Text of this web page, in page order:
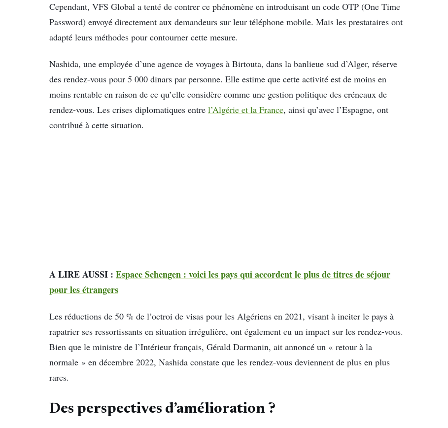
Cependant, VFS Global a tenté de contrer ce phénomène en introduisant un code OTP (One Time
Password) envoyé directement aux demandeurs sur leur téléphone mobile. Mais les prestataires ont
adapté leurs méthodes pour contourner cette mesure.
Nashida, une employée d’une agence de voyages à Birtouta, dans la banlieue sud d’Alger, réserve
des rendez-vous pour 5 000 dinars par personne. Elle estime que cette activité est de moins en
moins rentable en raison de ce qu’elle considère comme une gestion politique des créneaux de
rendez-vous. Les crises diplomatiques entre l’Algérie et la France, ainsi qu’avec l’Espagne, ont
contribué à cette situation.
A LIRE AUSSI : Espace Schengen : voici les pays qui accordent le plus de titres de séjour
pour les étrangers
Les réductions de 50 % de l’octroi de visas pour les Algériens en 2021, visant à inciter le pays à
rapatrier ses ressortissants en situation irrégulière, ont également eu un impact sur les rendez-vous.
Bien que le ministre de l’Intérieur français, Gérald Darmanin, ait annoncé un « retour à la
normale » en décembre 2022, Nashida constate que les rendez-vous deviennent de plus en plus
rares.
Des perspectives d’amélioration ?